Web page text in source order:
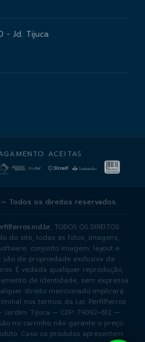
- Jd. Tijuca
ACEITAS
Todos os direitos reservados.
, TODOS OS DIREITOS
do site, todas as fotos, imagens,
conjunto imagem, layout e
são de propriedade exclusiva da
É vedada qualquer reprodução,
de identidade, sem expressa
direito mencionado implicará
nos termos da Lei. PerfilFerros
Jardim Tijuca — CEP: 79092-612 —
no carrinho não garante o preço
Caso os produtos apresentem